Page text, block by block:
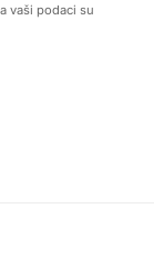
vaši podaci su